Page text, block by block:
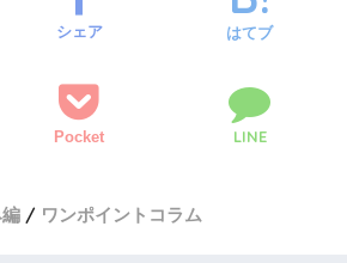
シェア はてブ
Pocket LINE
ワンポイントコラム